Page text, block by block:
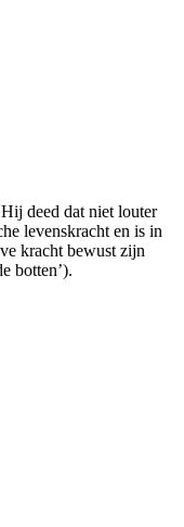
deed dat niet louter
levenskracht en is in
kracht bewust zijn
botten’).